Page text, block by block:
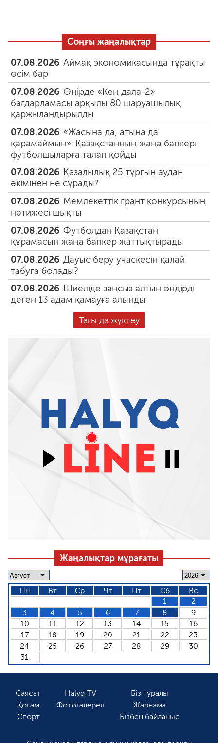
Соңғы жаңалықтар
07.08.2026 Аймақ экономикасында тұрақты
өсім бар
07.08.2026 Өңірде «Кең дала-2»
бағдарламасы арқылы 80 шаруашылық
қаржыландырылды
07.08.2026 «Жасына да, атына да
қарамаймын»: Қазақстанның жаңа бапкері
футболшыларға талап қойды
07.08.2026 Қазалылық 25 тұрғын аудан
әкімінен не сұрады?
07.08.2026 Мемлекеттік грант конкурсының
нәтижесі шықты
07.08.2026 Футболдан Қазақстан
құрамасын жаңа бапкер жаттықтырады
07.08.2026 Дауыс беру учаскесін қалай
табуға болады?
07.08.2026 Шиеліде заңсыз алтын өндірді
деген 13 адам қамауға алынды
Тағы да жүктеу
Жаңалықтар мұрағаты
Пн Вт Ср Чт Пт Сб
Вс
1
2
3
4 5 6 7 8
9
10
11 12 13 14 15
16
17
18 19 20 21 22
23
24
25 26 27 28 29
30
31
Саясат
Қоғам
Спорт
Halyq TV
Фотогалерея
Біз туралы
Жарнама
Бізбен байланыс